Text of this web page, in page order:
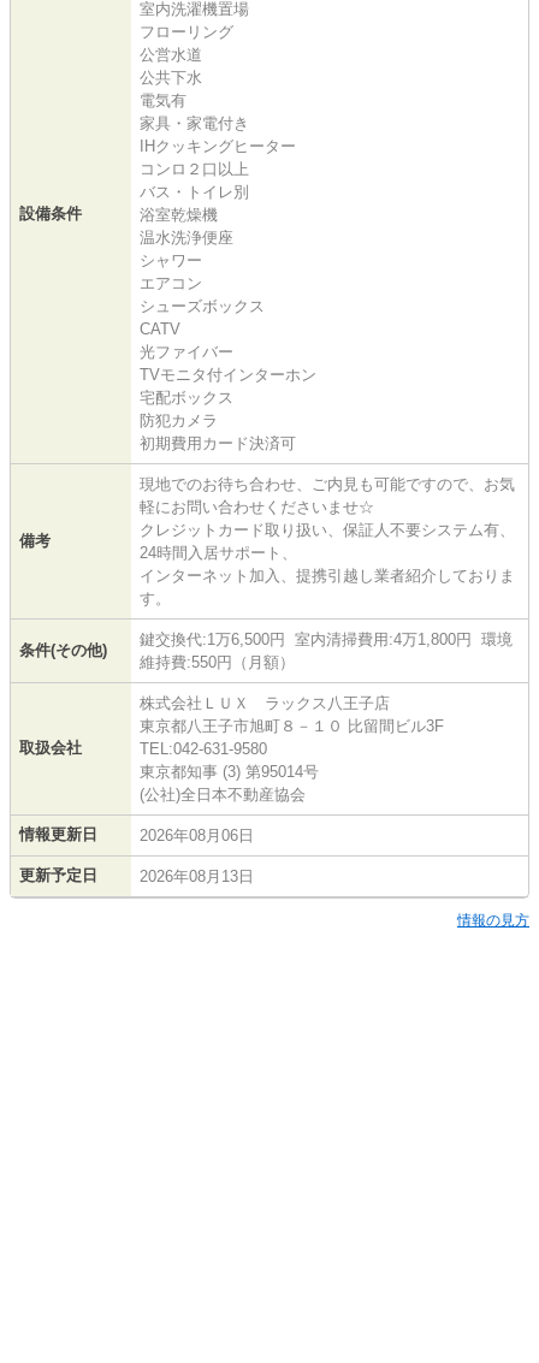
設備条件
室内洗濯機置場
フローリング
公営水道
公共下水
電気有
家具・家電付き
IHクッキングヒーター
コンロ２口以上
バス・トイレ別
浴室乾燥機
温水洗浄便座
シャワー
エアコン
シューズボックス
CATV
光ファイバー
TVモニタ付インターホン
宅配ボックス
防犯カメラ
初期費用カード決済可
備考
現地でのお待ち合わせ、ご内見も可能ですので、お気
軽にお問い合わせくださいませ☆
クレジットカード取り扱い、保証人不要システム有、
24時間入居サポート、
インターネット加入、提携引越し業者紹介しておりま
す。
条件(その他)
鍵交換代:1万6,500円 室内清掃費用:4万1,800円 環境
維持費:550円（月額）
取扱会社
株式会社ＬＵＸ ラックス八王子店
東京都八王子市旭町８－１０ 比留間ビル3F
TEL:042-631-9580
東京都知事 (3) 第95014号
(公社)全日本不動産協会
情報更新日 2026年08月06日
更新予定日 2026年08月13日
情報の見方